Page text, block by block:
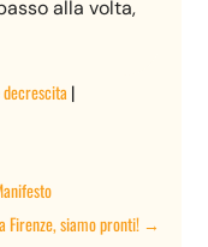
alla volta,
|
Firenze, siamo pronti!→